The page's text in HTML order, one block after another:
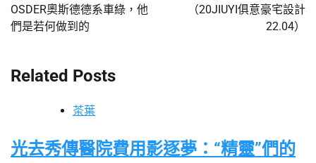
導
覽
OSDER奧斯德德系車綠，他
們是若何做到的
（20JIUYI俱意豪宅設計
22.04）
Related Posts
茶葉
光去秀傳醫院費用影逐夢：“精靈”們的